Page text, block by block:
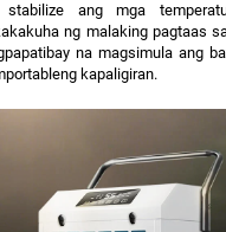
ang mga
ng malaking pagtaas
na magsimula ang
kapaligiran.